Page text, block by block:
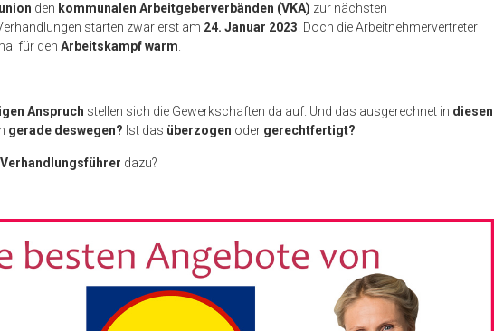
den kommunalen Arbeitgeberverbänden (VKA) zur nächsten
starten zwar erst am 24. Januar 2023 . Doch die Arbeitnehmervertreter
für den Arbeitskampf warm
Anspruch stellen sich die Gewerkschaften da auf. Und das ausgerechnet in diesen
gerade deswegen? Ist das überzogen oder gerechtfertigt?
dazu?